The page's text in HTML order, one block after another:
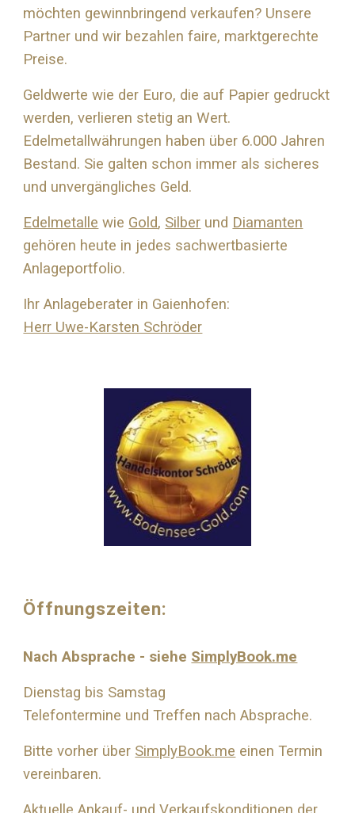
möchten gewinnbringend verkaufen? Unsere
Partner und wir bezahlen faire, marktgerechte
Preise.
Geldwerte wie der Euro, die auf Papier gedruckt
werden, verlieren stetig an Wert.
Edelmetallwährungen haben über 6.000 Jahren
Bestand. Sie galten schon immer als sicheres
und unvergängliches Geld.
Edelmetalle wie Gold, Silber und Diamanten
gehören heute in jedes sachwertbasierte
Anlageportfolio.
Ihr Anlageberater in Gaienhofen:
Herr Uwe-Karsten Schröder
Öffnungszeiten:
Nach Absprache - siehe SimplyBook.me
Dienstag bis Samstag
Telefontermine und Treffen nach Absprache.
Bitte vorher über SimplyBook.me einen Termin
vereinbaren.